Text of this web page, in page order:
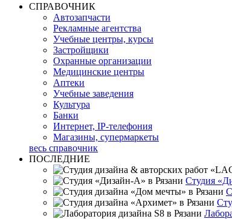
СПРАВОЧНИК
Автозапчасти
Рекламные агентства
Учебные центры, курсы
Застройщики
Охранные организации
Медицинские центры
Аптеки
Учебные заведения
Культура
Банки
Интернет, IP-телефония
Магазины, супермаркеты
весь справочник
ПОСЛЕДНИЕ
Студия